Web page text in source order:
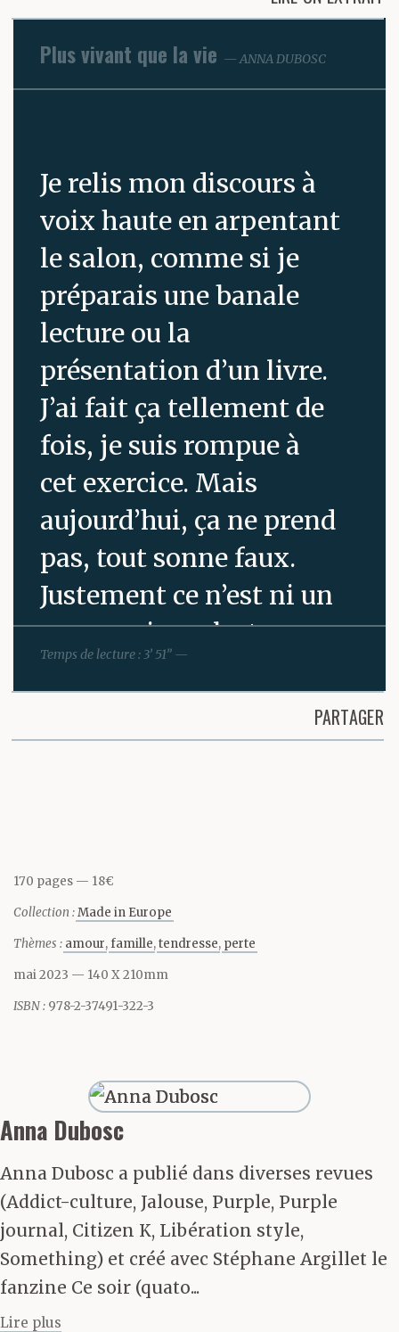
Plus vivant que la vie ANNA DUBOSC
Je relis mon discours à
voix haute en arpentant
le salon, comme si je
préparais une banale
lecture ou la
présentation d’un livre.
J’ai fait ça tellement de
fois, je suis rompue à
cet exercice. Mais
aujourd’hui, ça ne prend
pas, tout sonne faux.
Justement ce n’est ni un
roman ni une lecture
mais l’horrible réalité.
faux, pas moi. Je n’ai
sais qu’elle est morte
depuis une semaine,
mais je ne sais pas ce
que ça veut dire. C’est
terminé. J’ai beau me le
répéter, ça ne rentre
pas.
Je suis calme. Je ne
pleure pas, je ne rêve
pas. Quand je décris
Temps de lecture : 3’ 51” —
PARTAGER
170 pages 18€
Collection :Made in Europe
Thèmes : amour famille tendresse perte
mai 2023 — 140 X 210mm
ISBN : 978-2-37491-322-3
Anna Dubosc
Anna Dubosc a publié dans diverses revues
(Addict-culture, Jalouse, Purple, Purple
journal, Citizen K, Libération style,
Something) et créé avec Stéphane Argillet le
fanzine Ce soir (quato...
Lire plus